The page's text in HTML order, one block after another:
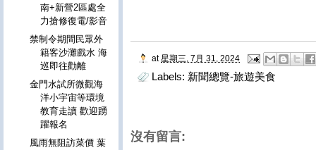
at 星期三, 7月 31, 2024
Labels: 新聞總覽-旅遊美食
沒有留言:
南+新營2區處全
力搶修復電/影音
禁制令期間民眾外
籍客沙灘戲水 海
巡即往勸離
金門水試所微觀海
洋小宇宙等環境
教育走讀 歡迎踴
躍報名
風雨無阻訪菜價 葉